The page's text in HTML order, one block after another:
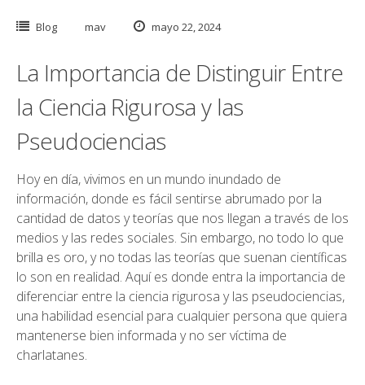
Blog mav mayo 22, 2024
La Importancia de Distinguir Entre
la Ciencia Rigurosa y las
Pseudociencias
Hoy en día, vivimos en un mundo inundado de
información, donde es fácil sentirse abrumado por la
cantidad de datos y teorías que nos llegan a través de los
medios y las redes sociales. Sin embargo, no todo lo que
brilla es oro, y no todas las teorías que suenan científicas
lo son en realidad. Aquí es donde entra la importancia de
diferenciar entre la ciencia rigurosa y las pseudociencias,
una habilidad esencial para cualquier persona que quiera
mantenerse bien informada y no ser víctima de
charlatanes.